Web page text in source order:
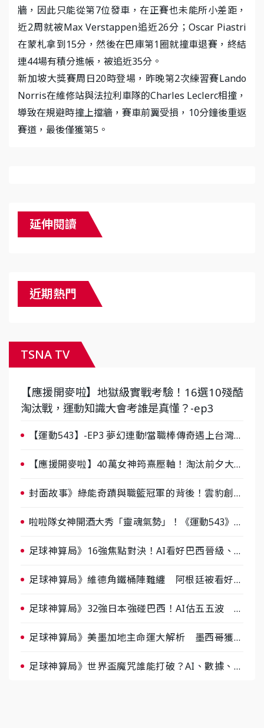
牆，因此只能從第7位發車，在正賽也未能所小差距，
近2周就被Max Verstappen追近26分；Oscar Piastri
在蒙札拿到15分，然後在巴庫第1圈就撞車退賽，終結
連44場有積分進帳，被追近35分。
新加坡大獎賽周日20時登場，昨晚第2次練習賽Lando
Norris在維修站與法拉利車隊的Charles Leclerc相撞，
導致在規避時撞上擋牆，賽車前翼受損，10分鐘後重返
賽道，最後僅獲第5。
延伸閱讀
近期熱門
TSNA TV
【應援開麥啦】地獄級實戰考驗！16選10殘酷
淘汰戰，運動知識大會考誰是真懂？-ep3
【運動543】-EP3 夢幻連動!當職棒傳奇遇上台灣女
【應援開麥啦】40萬女神筠熹壓軸！淘汰前夕大混
封面故事》綠能奇蹟與職籃冠軍的背後！雲豹創辦
啦啦隊女神開酒大秀「靈魂氣勢」！《運動543》微
足球神算局》16強焦點對決！AI看好巴西晉級、數
足球神算局》維德角鐵桶陣難纏 阿根廷被看好下
足球神算局》32強日本強碰巴西！AI估五五波 牛
足球神算局》美墨加地主命運大解析 墨西哥獲數
足球神算局》世界盃魔咒誰能打破？AI、數據、塔